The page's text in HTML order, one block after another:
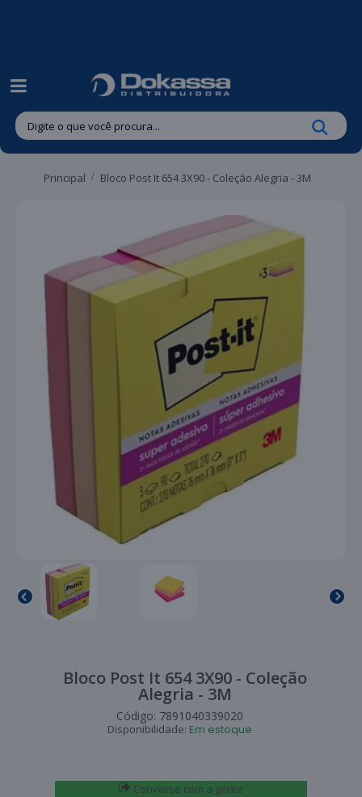
Principal Bloco Post It 654 3X90 - Coleção Alegria - 3M
Bloco Post It 654 3X90 - Coleção
Alegria - 3M
Código: 7891040339020
Disponibilidade: Em estoque
Converse com a gente